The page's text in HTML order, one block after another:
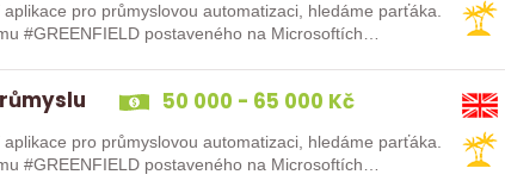
pro průmyslovou automatizaci, hledáme parťáka.
#GREENFIELD postaveného na Microsoftích
50 000 - 65 000 Kč
pro průmyslovou automatizaci, hledáme parťáka.
#GREENFIELD postaveného na Microsoftích